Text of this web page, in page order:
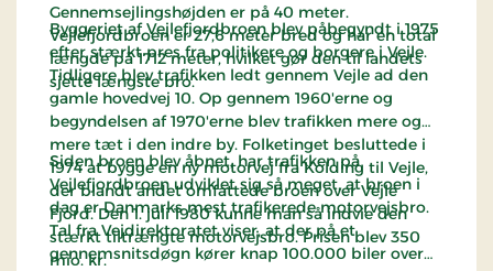
Gennemsejlingshøjden er på 40 meter.
Vejlefjordbroen er 27,6 meter bred og har en total
længde på 1712 meter, hvilket gør den til landets
sjette længste bro.
Byggeriet af Vejlefjordbroen blev påbegyndt i 1975
efter stærkt pres fra politikere og borgere i Vejle.
Tidligere blev trafikken ledt gennem Vejle ad den
gamle hovedvej 10. Op gennem 1960'erne og
begyndelsen af 1970'erne blev trafikken mere og
mere tæt i den indre by. Folketinget besluttede i
1974 at bygge en ny motorvej fra Kolding til Vejle,
der blandt andet omfattede broen over Vejle
Fjord. Den 1. juli 1980 kunne man så indvie den
stærkt tiltrængte motorvejsbro. Prisen blev 350
mio. kr.
Siden broen blev åbnet, har trafikken på
Vejlefjordbroen udviklet sig så meget, at broen i
dag er Danmarks mest trafikerede motorvejsbro.
Tal fra Vejdirektoratet viser, at der på et
gennemsnitsdøgn kører knap 100.000 biler over